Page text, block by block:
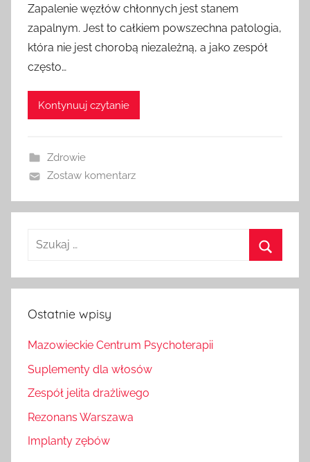
Zapalenie węzłów chłonnych jest stanem
zapalnym. Jest to całkiem powszechna patologia,
która nie jest chorobą niezależną, a jako zespół
często…
Kontynuuj czytanie
Zdrowie
Zostaw komentarz
Szukaj
Ostatnie wpisy
Mazowieckie Centrum Psychoterapii
Suplementy dla włosów
Zespół jelita drażliwego
Rezonans Warszawa
Implanty zębów